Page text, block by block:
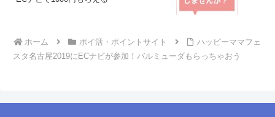
ホーム ポイ活・ポイントサイト
ハッピーママフェ
スタ名古屋2019にECナビが参加！バルミューダもらっちゃおう